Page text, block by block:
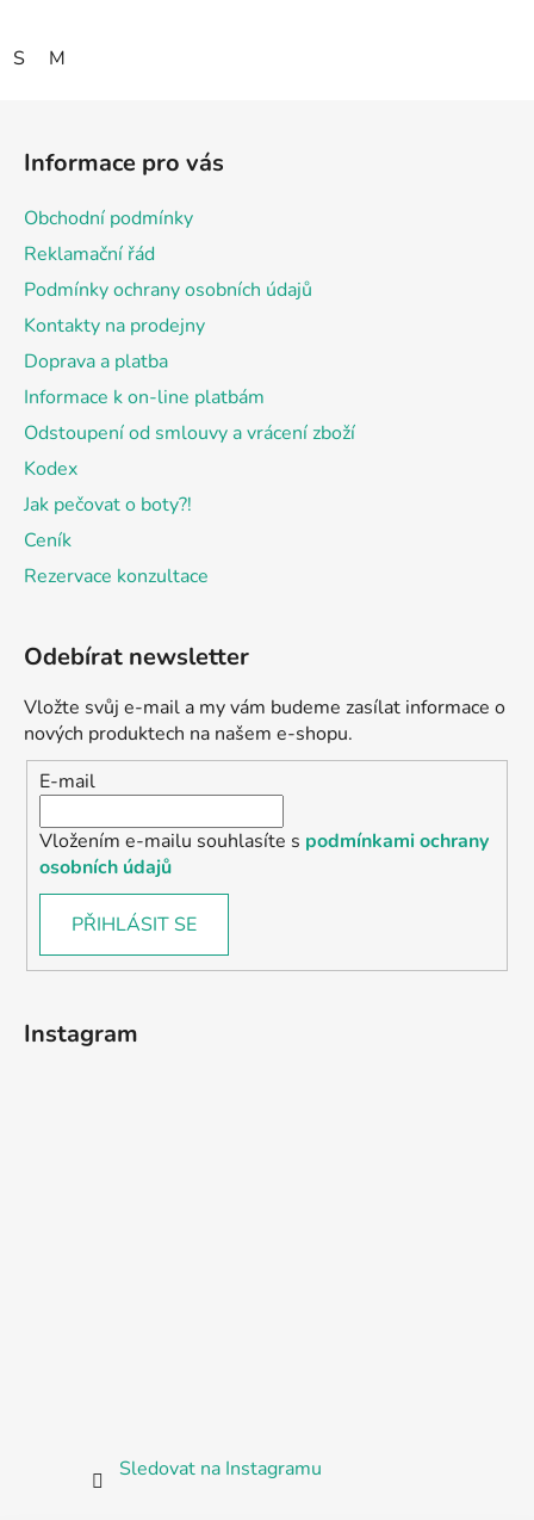
S M
Informace pro vás
Obchodní podmínky
Reklamační řád
Podmínky ochrany osobních údajů
Kontakty na prodejny
Doprava a platba
Informace k on-line platbám
Odstoupení od smlouvy a vrácení zboží
Kodex
Jak pečovat o boty?!
Ceník
Rezervace konzultace
Odebírat newsletter
Vložte svůj e-mail a my vám budeme zasílat informace o
nových produktech na našem e-shopu.
E-mail
Vložením e-mailu souhlasíte s podmínkami ochrany
osobních údajů
PŘIHLÁSIT SE
Instagram
Sledovat na Instagramu